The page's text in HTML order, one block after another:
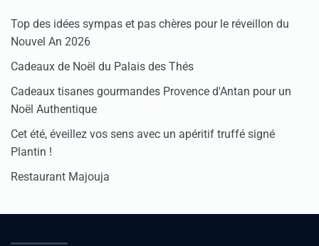
Top des idées sympas et pas chères pour le réveillon du
Nouvel An 2026
Cadeaux de Noël du Palais des Thés
Cadeaux tisanes gourmandes Provence d'Antan pour un
Noël Authentique
Cet été, éveillez vos sens avec un apéritif truffé signé
Plantin !
Restaurant Majouja